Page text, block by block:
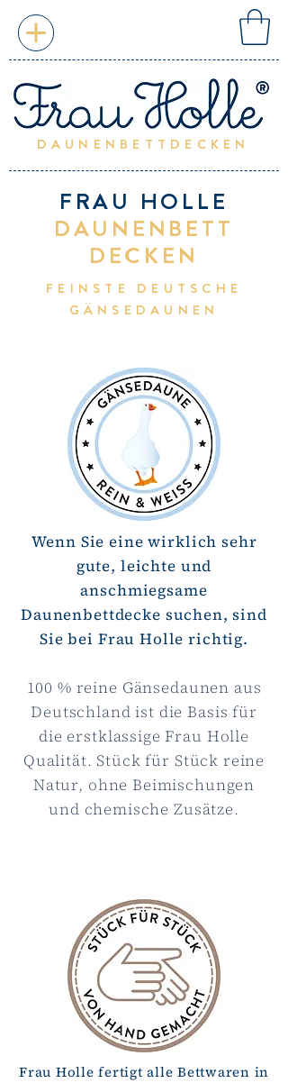
DAUNENBETTDECKEN
FRAU HOLLE
DAUNENBETT
DECKEN
FEINSTE DEUTSCHE
GÄNSEDAUNEN
Wenn Sie eine wirklich sehr
gute, leichte und
anschmiegsame
Daunenbettdecke suchen, sind
Sie bei Frau Holle richtig.
100 % reine Gänsedaunen aus
Deutschland ist die Basis für
die erstklassige Frau Holle
Qualität. Stück für Stück reine
Natur, ohne Beimischungen
und chemische Zusätze.
Frau Holle fertigt alle Bettwaren in